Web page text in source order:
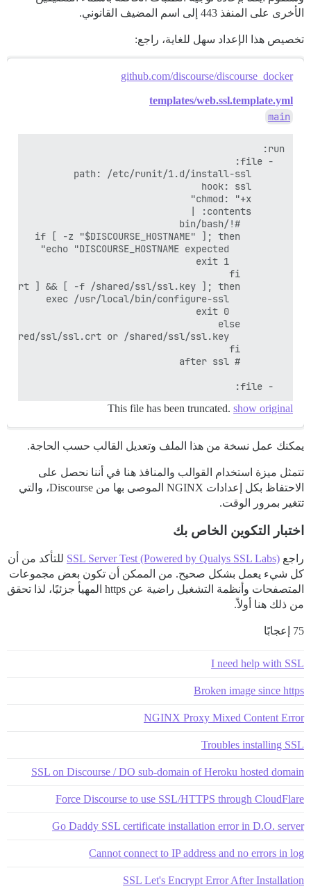
الأخرى على المنفذ 443 إلى اسم المضيف القانوني.
تخصيص هذا الإعداد سهل للغاية، راجع:
github.com/discourse/discourse_docker
templates/web.ssl.template.yml
main
  - file:
This file has been truncated. show original
يمكنك عمل نسخة من هذا الملف وتعديل القالب حسب الحاجة.
تتمثل ميزة استخدام القوالب والمنافذ هنا في أننا نحصل على
الاحتفاظ بكل إعدادات NGINX الموصى بها من Discourse، والتي
تتغير بمرور الوقت.
اختبار التكوين الخاص بك
راجع SSL Server Test (Powered by Qualys SSL Labs) للتأكد من أن
كل شيء يعمل بشكل صحيح. من الممكن أن تكون بعض مجموعات
المتصفحات وأنظمة التشغيل راضية عن https المهيأ جزئيًا، لذا تحقق
من ذلك هنا أولاً.
75 إعجابًا
I need help with SSL
Broken image since https
NGINX Proxy Mixed Content Error
Troubles installing SSL
SSL on Discourse / DO sub-domain of Heroku hosted domain
Force Discourse to use SSL/HTTPS through CloudFlare
Go Daddy SSL certificate installation error in D.O. server
Cannot connect to IP address and no errors in log
SSL Let's Encrypt Error After Installation